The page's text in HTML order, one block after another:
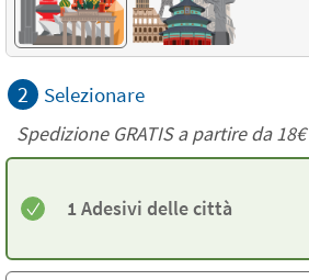
2 Selezionare
Spedizione GRATIS a partire da 18€
1 Adesivi delle città